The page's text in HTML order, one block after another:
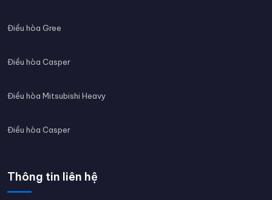
Điều hòa Gree
Điều hòa Casper
Điều hòa Mitsubishi Heavy
Điều hòa Casper
Thông tin liên hệ